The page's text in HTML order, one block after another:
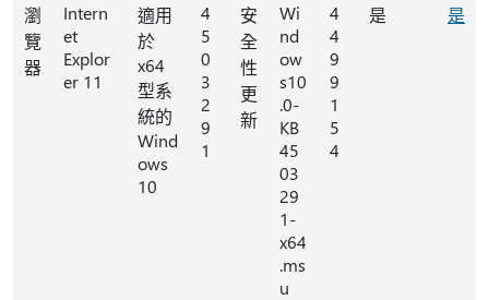
瀏
覽
器
Intern
et
Explor
er 11
適用
於
x64
型系
統的
Wind
ows
10
4
5
0
3
2
9
1
安
全
性
更
新
Wi
nd
ow
s10
.0-
KB
45
03
29
1-
x64
.ms
u
4
4
9
9
1
5
4
是 是